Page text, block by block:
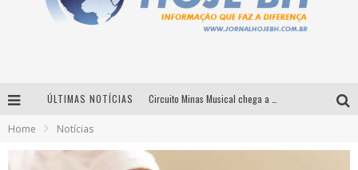
ÚLTIMAS NOTÍCIAS
Home Notícias